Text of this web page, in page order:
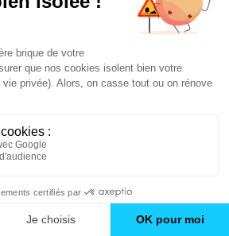
347avis
3748avis
listés ici ont été vérifiés par